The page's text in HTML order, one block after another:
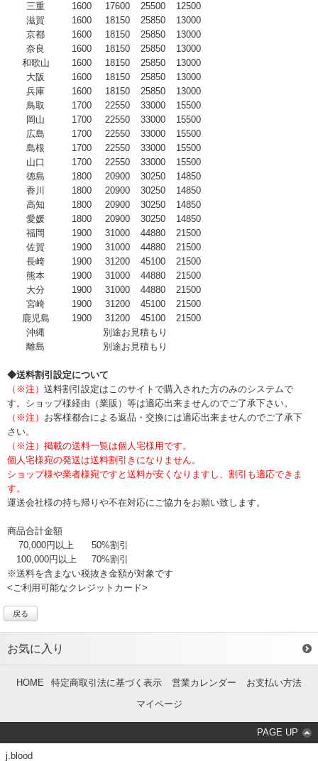
三重
1600 17600 25500
12500
滋賀
1600 18150 25850
13000
京都
1600 18150 25850
13000
奈良
1600 18150 25850
13000
和歌山
1600 18150 25850
13000
大阪
1600 18150 25850
13000
兵庫
1600 18150 25850
13000
鳥取
1700 22550 33000
15500
岡山
1700 22550 33000
15500
広島
1700 22550 33000
15500
島根
1700 22550 33000
15500
山口
1700 22550 33000
15500
徳島
1800 20900 30250
14850
香川
1800 20900 30250
14850
高知
1800 20900 30250
14850
愛媛
1800 20900 30250
14850
福岡
1900 31000 44880
21500
佐賀
1900 31000 44880
21500
長崎
1900 31200 45100
21500
熊本
1900 31000 44880
21500
大分
1900 31000 44880
21500
宮崎
1900 31200 45100
21500
鹿児島
1900 31200 45100
21500
沖縄
別途お見積もり
離島
別途お見積もり
◆送料割引設定について
（※注） 送料割引設定はこのサイトで購入された方のみのシステムで
す。ショップ様経由（業販）等は適応出来ませんのでご了承下さい。
（※注） お客様都合による返品・交換には適応出来ませんのでご了承下
さい。
（※注）掲載の送料一覧は個人宅様用です。
個人宅様宛の発送は送料割引きになりません。
ショップ様や業者様宛ですと送料が安くなりますし、割引も適応できま
す。
運送会社様の持ち帰りや不在対応にご協力をお願い致します。
商品合計金額
70,000円以上
50%割引
100,000円以上
70%割引
※送料を含まない税抜き金額が対象です
<ご利用可能なクレジットカード>
戻る
お気に入り
HOME 特定商取引法に基づく表示 営業カレンダー
お支払い方法
マイページ
PAGE UP
j.blood